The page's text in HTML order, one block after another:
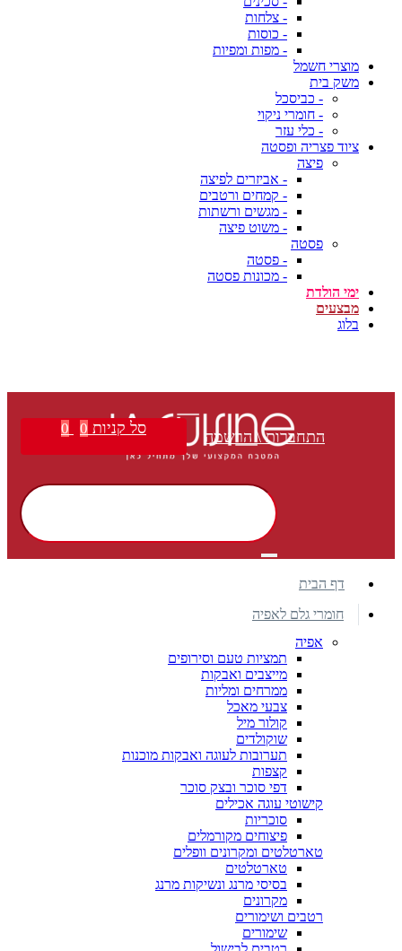
- צלחות
- כוסות
- מפות ומפיות
מוצרי חשמל
משק בית
- כביסכל
- חומרי ניקוי
- כלי עזר
ציוד פצריה ופסטה
פיצה
- אביזרים לפיצה
- קמחים ורטבים
- מגשים ורשתות
- משוט פיצה
פסטה
- פסטה
- מכונות פסטה
ימי הולדת
מבצעים
בלוג
התחברות \ הרשמה סל קניות 0
0
דף הבית
חומרי גלם לאפיה
אפיה
תמציות טעם וסירופים
מייצבים ואבקות
ממרחים ומליות
צבעי מאכל
קולור מיל
שוקולדים
תערובות לעוגה ואבקות מוכנות
קצפות
דפי סוכר ובצק סוכר
קישוטי עוגה אכילים
סוכריות
פיצוחים מקורמלים
טארטלטים ומקרונים וופלים
טארטלטים
בסיסי מרנג ונשיקות מרנג
מקרונים
רטבים ושימורים
שימורים